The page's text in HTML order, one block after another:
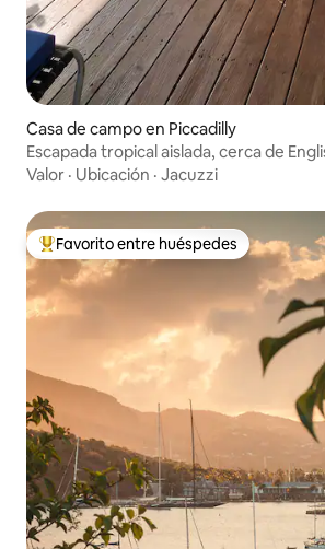
Casa de campo en Piccadilly
Escapada tropical aislada, cerca de
Valor · Ubicación · Jacuzzi
De los mejores en Favorito entre
Favorito entre huéspedes